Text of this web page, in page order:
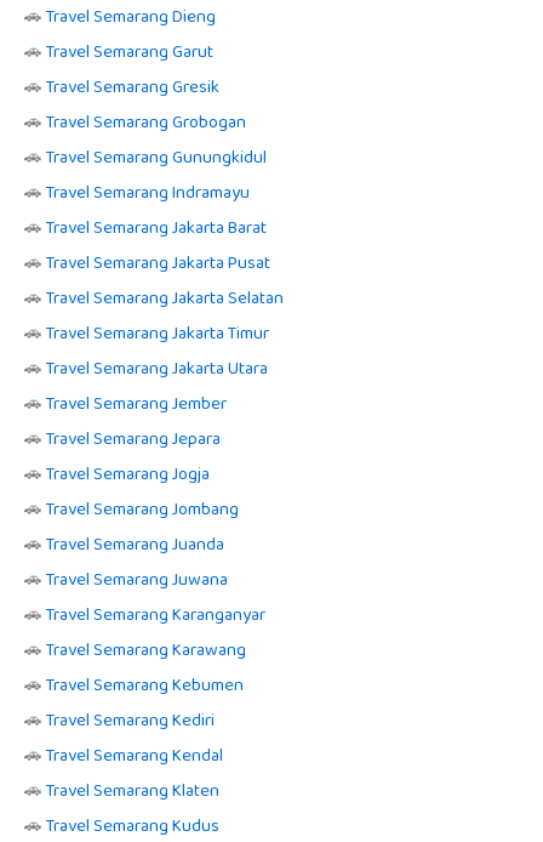
🚗Travel Semarang Dieng
🚗Travel Semarang Garut
🚗Travel Semarang Gresik
🚗Travel Semarang Grobogan
🚗Travel Semarang Gunungkidul
🚗Travel Semarang Indramayu
🚗Travel Semarang Jakarta Barat
🚗Travel Semarang Jakarta Pusat
🚗Travel Semarang Jakarta Selatan
🚗Travel Semarang Jakarta Timur
🚗Travel Semarang Jakarta Utara
🚗Travel Semarang Jember
🚗Travel Semarang Jepara
🚗Travel Semarang Jogja
🚗Travel Semarang Jombang
🚗Travel Semarang Juanda
🚗Travel Semarang Juwana
🚗Travel Semarang Karanganyar
🚗Travel Semarang Karawang
🚗Travel Semarang Kebumen
🚗Travel Semarang Kediri
🚗Travel Semarang Kendal
🚗Travel Semarang Klaten
🚗Travel Semarang Kudus